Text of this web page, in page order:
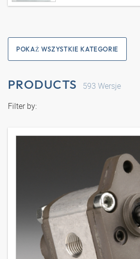
POKAŻ WSZYSTKIE KATEGORIE
PRODUCTS 593 Wersje
Filter by: